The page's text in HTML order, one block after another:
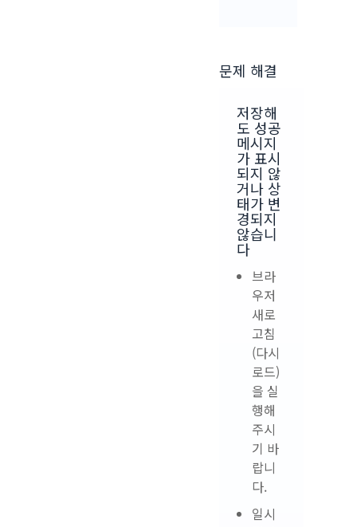
문제 해결
저장해
도 성공
메시지
가 표시
되지 않
거나 상
태가 변
경되지
않습니
다
브라
우저
새로
고침
(다시
로드)
을 실
행해
주시
기 바
랍니
다.
일시